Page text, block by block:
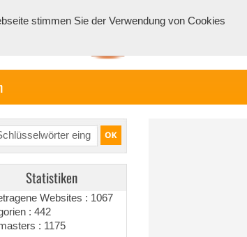
Statistiken
Websites : 1067
: 442
: 1175
stimmen Sie der Verwendung von Cookies